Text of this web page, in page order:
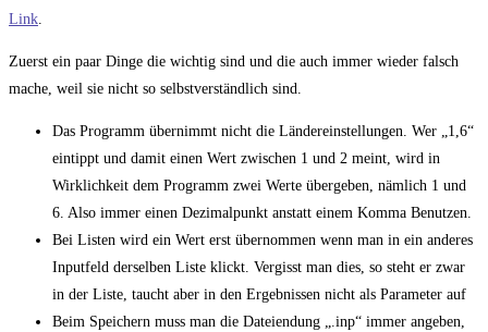
Link.
Zuerst ein paar Dinge die wichtig sind und die auch immer wieder falsch
mache, weil sie nicht so selbstverständlich sind.
Das Programm übernimmt nicht die Ländereinstellungen. Wer „1,6“
eintippt und damit einen Wert zwischen 1 und 2 meint, wird in
Wirklichkeit dem Programm zwei Werte übergeben, nämlich 1 und
6. Also immer einen Dezimalpunkt anstatt einem Komma Benutzen.
Bei Listen wird ein Wert erst übernommen wenn man in ein anderes
Inputfeld derselben Liste klickt. Vergisst man dies, so steht er zwar
in der Liste, taucht aber in den Ergebnissen nicht als Parameter auf
Beim Speichern muss man die Dateiendung „.inp“ immer angeben,